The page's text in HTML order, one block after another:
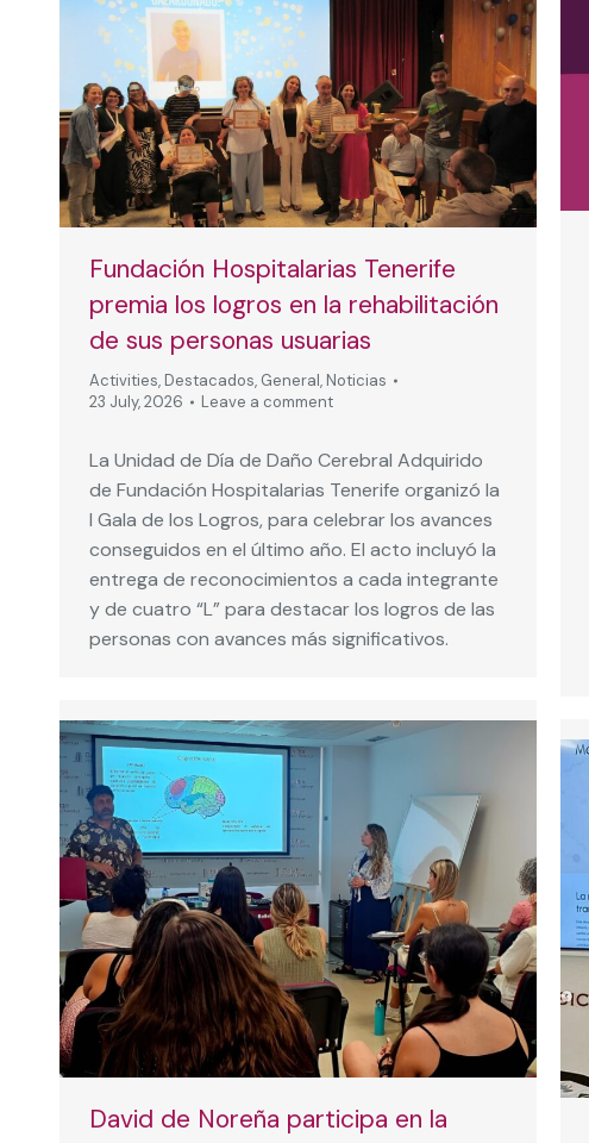
Fundación Hospitalarias Tenerife
premia los logros en la rehabilitación
de sus personas usuarias
Activities, Destacados, General, Noticias
23 July, 2026
Leave a comment
La Unidad de Día de Daño Cerebral Adquirido
de Fundación Hospitalarias Tenerife organizó la
I Gala de los Logros, para celebrar los avances
conseguidos en el último año. El acto incluyó la
entrega de reconocimientos a cada integrante
y de cuatro “L” para destacar los logros de las
personas con avances más significativos.
David de Noreña participa en la